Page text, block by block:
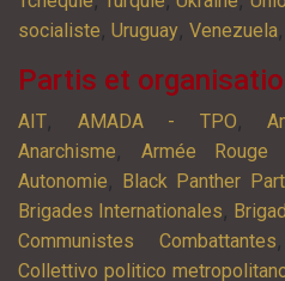
socialiste, Uruguay, Venezuela,
Partis et
AIT, AMADA - TPO,
Anarchisme, Armée Rouge
Autonomie, Black Panther
Brigades Internationales,
Communistes Combattantes
Collettivo politico